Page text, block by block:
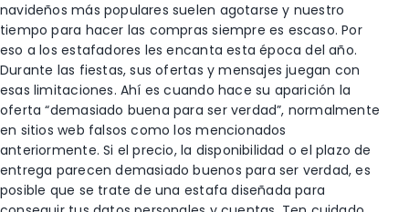
navideños más populares suelen agotarse y nuestro
tiempo para hacer las compras siempre es escaso. Por
eso a los estafadores les encanta esta época del año.
Durante las fiestas, sus ofertas y mensajes juegan con
esas limitaciones. Ahí es cuando hace su aparición la
oferta “demasiado buena para ser verdad”, normalmente
en sitios web falsos como los mencionados
anteriormente. Si el precio, la disponibilidad o el plazo de
entrega parecen demasiado buenos para ser verdad, es
posible que se trate de una estafa diseñada para